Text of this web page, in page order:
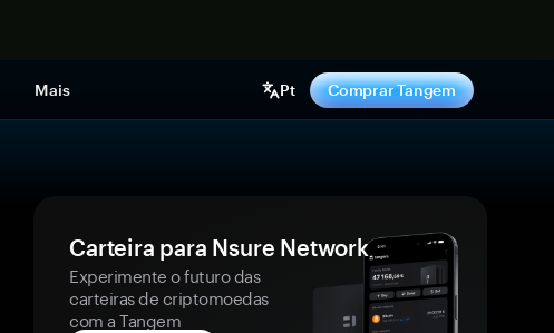
Mais Pt Comprar Tangem
Carteira para Nsure Network
Experimente o futuro das
carteiras de criptomoedas
com a Tangem